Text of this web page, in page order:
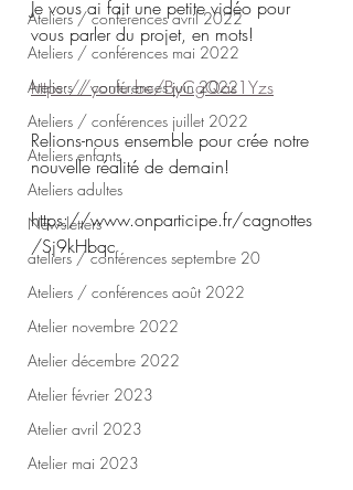
Ateliers / conférences avril 2022
Ateliers / conférences mai 2022
Ateliers / conférences juin 2022
Ateliers / conférences juillet 2022
Ateliers enfants
Ateliers adultes
Newsletters
ateliers / conférences septembre 20
Ateliers / conférences août 2022
Atelier novembre 2022
Atelier décembre 2022
Atelier février 2023
Atelier avril 2023
Atelier mai 2023
Je vous ai fait une petite vidéo pour
vous parler du projet, en mots!
https://youtu.be/ByCgQas1Yzs
Relions-nous ensemble pour crée notre
nouvelle réalité de demain!
https://www.onparticipe.fr/cagnottes
/Sj9kHbqc